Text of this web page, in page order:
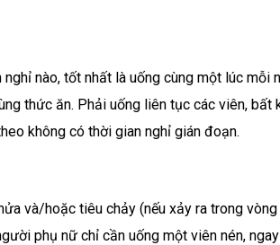
nào, tốt nhất là uống cùng một lúc mỗi
thức ăn. Phải uống liên tục các viên, bất
không có thời gian nghỉ gián đoạn.
và/hoặc tiêu chảy (nếu xảy ra trong
phụ nữ chỉ cần uống một viên nén,